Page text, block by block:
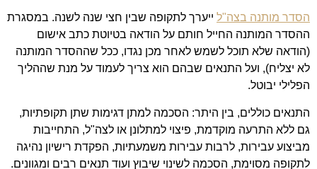
הסדר מותנה בצה"ל ייערך לתקופה שבין חצי שנה לשנה. במסגרת
ההסדר המותנה החייל חותם על הודאה בטיוטת כתב אישום
(הודאה שלא תוכל לשמש לאחר מכן נגדו, ככל שההסדר המותנה
לא יצליח), ועל התנאים שבהם הוא צריך לעמוד על מנת שההליך
הפלילי יבוטל.
התנאים כוללים, בין היתר: הסכמה למתן דגימות שתן תקופתיות,
גם ללא התרעה מוקדמת, פיצוי למתלונן או לצה"ל, התחייבות
מביצוע עבירות, לרבות עבירות משמעתיות, הפקדת רישיון נהיגה
לתקופה מסוימת, הסכמה לשינוי שיבוץ ועוד תנאים רבים ומגוונים.